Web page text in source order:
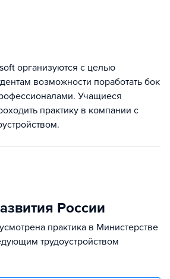
организуются с целью
возможности поработать бок
Учащиеся
практику в компании с
России
практика в Министерстве
трудоустройством